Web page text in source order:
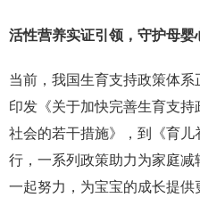
活性营养实证引领，守护母婴
当前，我国生育支持政策体
印发《关于加快完善生育支
社会的若干措施》，到《育
行，一系列政策助力为家庭
一起努力，为宝宝的成长提供